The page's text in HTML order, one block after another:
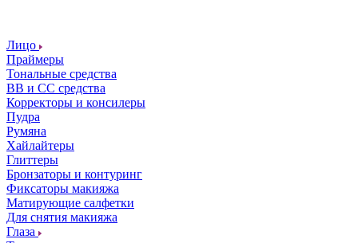
Лицо
Праймеры
Тональные средства
ВВ и СС средства
Корректоры и консилеры
Пудра
Румяна
Хайлайтеры
Глиттеры
Бронзаторы и контуринг
Фиксаторы макияжа
Матирующие салфетки
Для снятия макияжа
Глаза